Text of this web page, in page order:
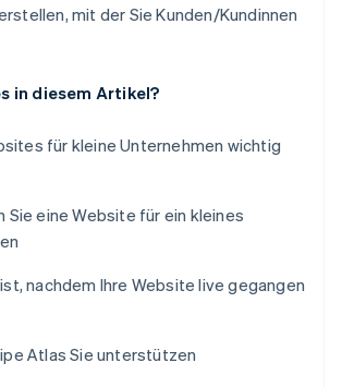
mit der Sie Kunden/Kundinnen
in diesem Artikel?
für kleine Unternehmen wichtig
Sie eine Website für ein kleines
nachdem Ihre Website live gegangen
Atlas Sie unterstützen